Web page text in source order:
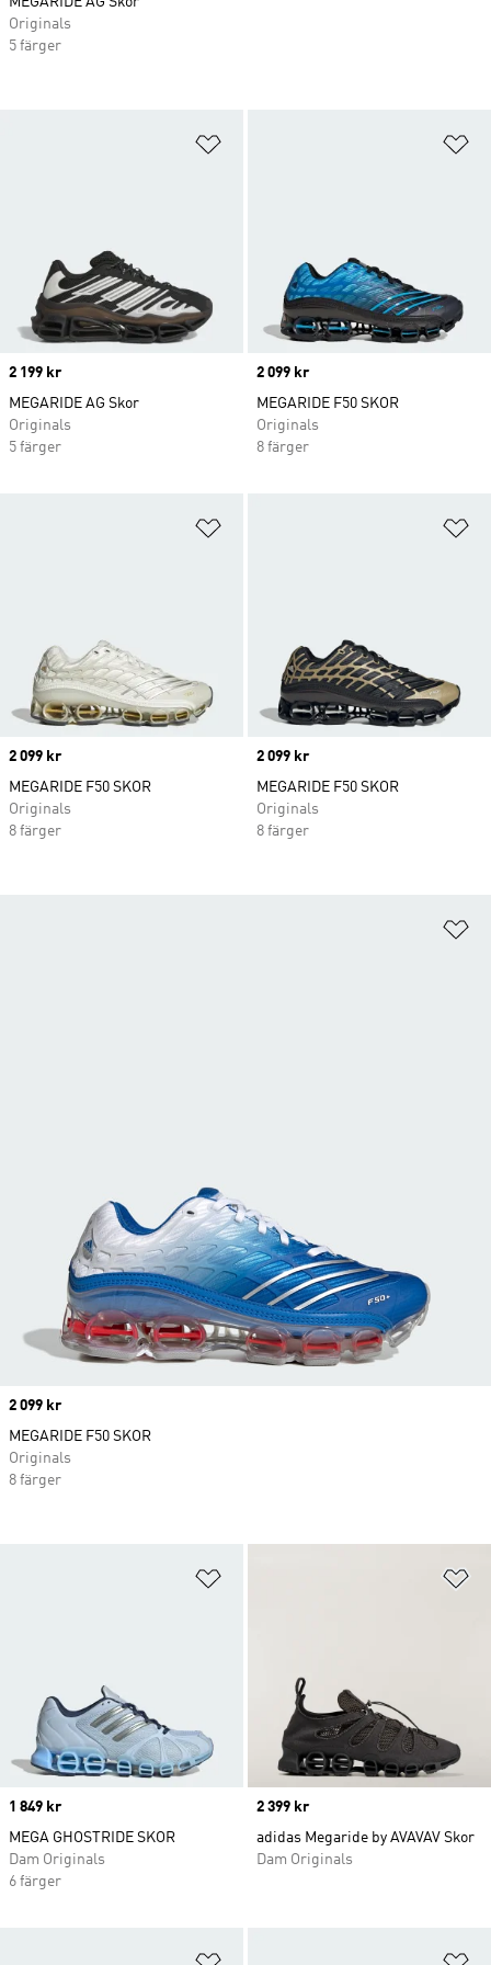
Price
2 199 kr
MEGARIDE AG Skor
Originals
5 färger
Price
2 099 kr
MEGARIDE F50 SKOR
Originals
8 färger
Price
2 099 kr
MEGARIDE F50 SKOR
Originals
8 färger
Price
2 099 kr
MEGARIDE F50 SKOR
Originals
8 färger
Price
1 849 kr
MEGA GHOSTRIDE SKOR
Dam Originals
6 färger
Price
2 399 kr
adidas Megaride by AVAVAV Skor
Dam Originals
Originals
5 färger
Price
2 099 kr
MEGARIDE F50 SKOR
Originals
8 färger